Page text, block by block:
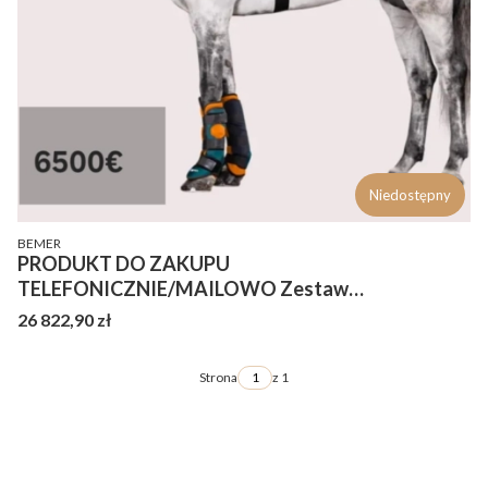
Niedostępny
PRODUCENT
BEMER
PRODUKT DO ZAKUPU
TELEFONICZNIE/MAILOWO Zestaw
terapeutyczny dla konia Bemer horse premium -
Cena
26 822,90 zł
Strona z 1